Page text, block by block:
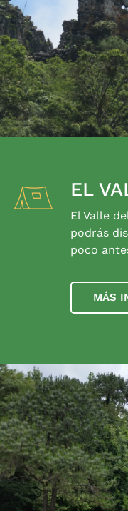
EL
El Valle
podrás
poco
MÁS